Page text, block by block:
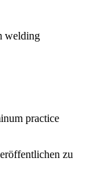
welding
practice
zu